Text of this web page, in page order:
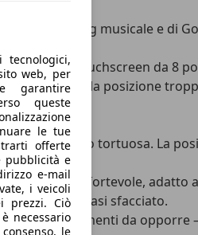
web, per
garantire
queste
le tue
offerte
pubblicità e
e-mail
i veicoli
prezzi. Ciò
necessario
le
di streaming musicale e di
su un touchscreen da 8
riguarda la posizione
troppo tortuosa. La
riuscito: confortevole, adatto
appare quasi sfacciato.
pochi argomenti da